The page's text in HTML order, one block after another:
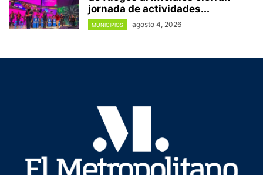
jornada de actividades...
MUNICIPIOS agosto 4, 2026